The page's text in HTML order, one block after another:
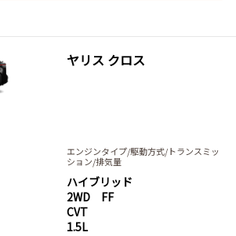
ヤリス クロス
エンジンタイプ/駆動方式/トランスミッ
ション/排気量
ハイブリッド
2WD FF
CVT
1.5L